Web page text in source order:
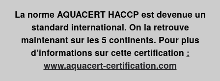
La norme AQUACERT HACCP est devenue un
standard international. On la retrouve
maintenant sur les 5 continents. Pour plus
d’informations sur cette certification :
www.aquacert-certification.com